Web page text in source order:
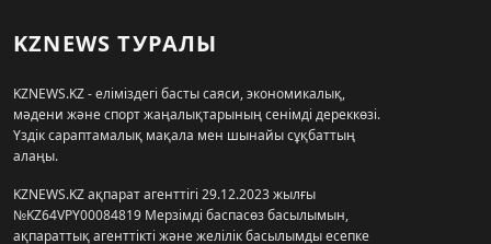
KZNEWS ТУРАЛЫ
KZNEWS.KZ - еліміздегі басты саяси, экономикалық,
мәдени және спорт жаңалықтарының сенімді дереккөзі.
Үздік сараптамалық мақала мен шынайы сұқбаттың
алаңы.
KZNEWS.KZ ақпарат агенттігі 29.12.2023 жылғы
№KZ64VPY00084819 Мерзімді баспасөз басылымын,
ақпараттық агенттікті және желілік басылымды есепке